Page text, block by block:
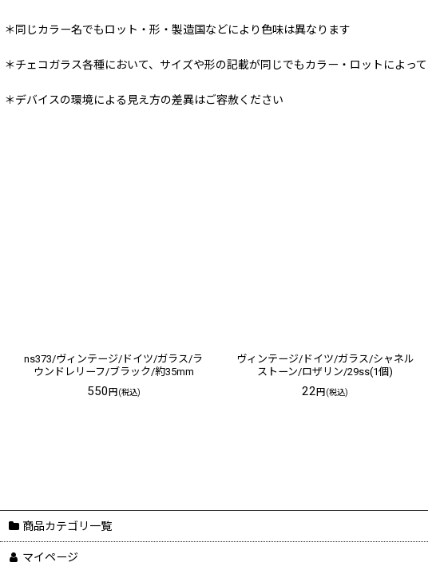
＊同じカラー名でもロット・形・製造国などにより色味は異なります
＊チェコガラス各種において、サイズや形の記載が同じでもカラー・ロットによっ
＊デバイスの環境による見え方の差異はご容赦ください
ns373/ヴィンテージ/ドイツ/ガラス/ラ
ウンドレリーフ/ブラック/約35mm
550円(税込)
ヴィンテージ/ドイツ/ガラス/シャネル
ストーン/ロザリン/29ss(1個)
22円(税込)
商品カテゴリ一覧
マイページ